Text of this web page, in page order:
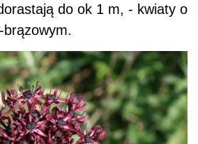
do ok 1 m, - kwiaty o
brązowym.